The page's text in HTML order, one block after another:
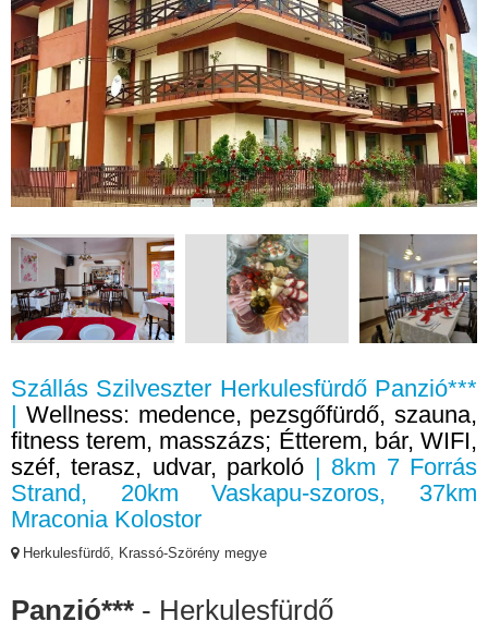
Szállás Szilveszter Herkulesfürdő Panzió***
| Wellness: medence, pezsgőfürdő, szauna,
fitness terem, masszázs; Étterem, bár, WIFI,
széf, terasz, udvar, parkoló | 8km 7 Forrás
Strand, 20km Vaskapu-szoros, 37km
Mraconia Kolostor
Herkulesfürdő, Krassó-Szörény megye
Panzió*** - Herkulesfürdő